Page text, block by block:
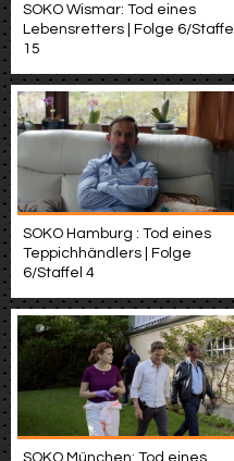
SOKO Wismar: Tod eines
Lebensretters | Folge 6/Staffel
15
SOKO Hamburg : Tod eines
Teppichhändlers | Folge
6/Staffel 4
SOKO München: Tod eines